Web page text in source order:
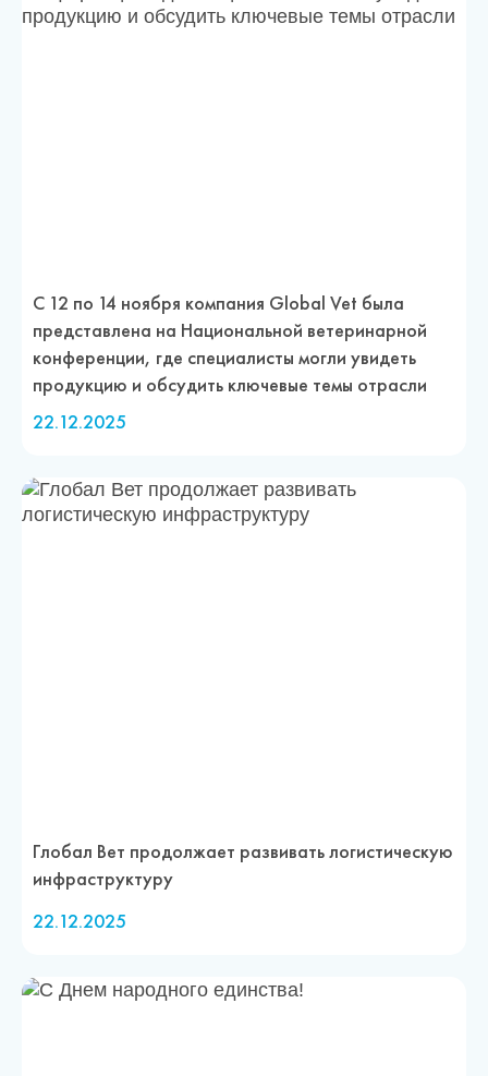
С 12 по 14 ноября компания Global Vet была
представлена на Национальной ветеринарной
конференции, где специалисты могли увидеть
продукцию и обсудить ключевые темы отрасли
22.12.2025
Глобал Вет продолжает развивать логистическую
инфраструктуру
22.12.2025